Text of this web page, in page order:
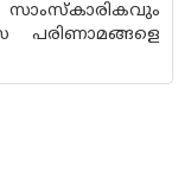
സാംസ്കാരികവും
പരിണാമങ്ങളെ